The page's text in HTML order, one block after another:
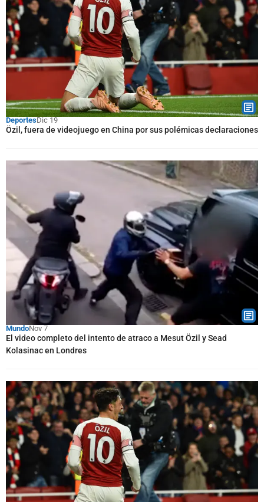
DeportesDic 19
Özil, fuera de videojuego en China por sus polémicas declaraciones
MundoNov 7
El video completo del intento de atraco a Mesut Özil y Sead
Kolasinac en Londres